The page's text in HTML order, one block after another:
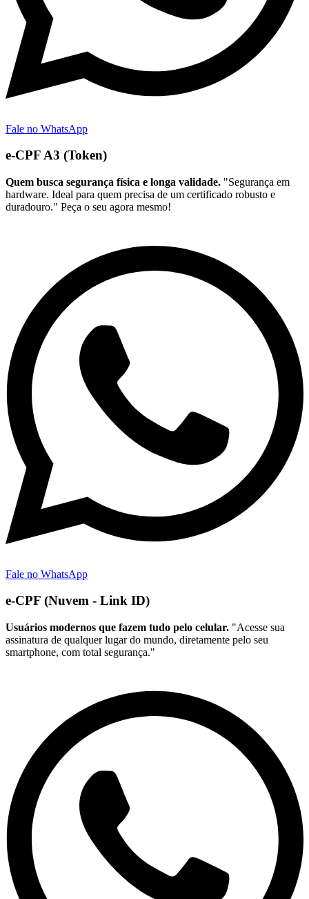
Fale no WhatsApp
e-CPF A3 (Token)
Quem busca segurança física e longa validade. "Segurança em
hardware. Ideal para quem precisa de um certificado robusto e
duradouro." Peça o seu agora mesmo!
Fale no WhatsApp
e-CPF (Nuvem - Link ID)
Usuários modernos que fazem tudo pelo celular. "Acesse sua
assinatura de qualquer lugar do mundo, diretamente pelo seu
smartphone, com total segurança."